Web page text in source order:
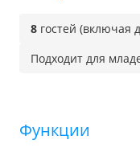
8 гостей (включая
Подходит для
Функции